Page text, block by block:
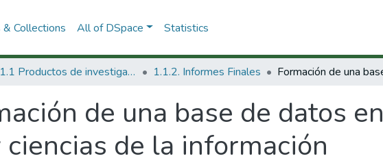
Collections All of DSpace Statistics
1.1 Productos de investigación 1.1.2. Informes Finales
de una base de datos en
de la información